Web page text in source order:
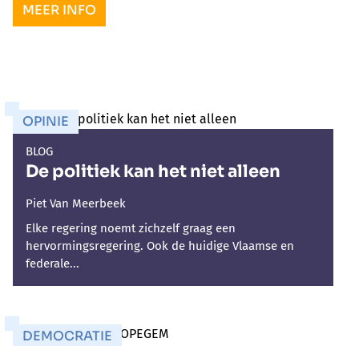
MEER INFO
OPINIE
BLOG
De politiek kan het niet alleen
Piet Van Meerbeek
Elke regering noemt zichzelf graag een
hervormingsregering. Ook de huidige Vlaamse en
federale...
DEMOCRATIE